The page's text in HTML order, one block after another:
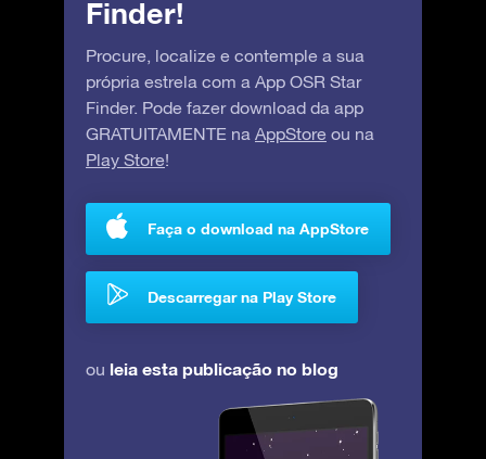
Finder!
Procure, localize e contemple a sua
própria estrela com a App OSR Star
Finder. Pode fazer download da app
GRATUITAMENTE na AppStore ou na
Play Store!
Faça o download na AppStore
Descarregar na Play Store
ou leia esta publicação no blog